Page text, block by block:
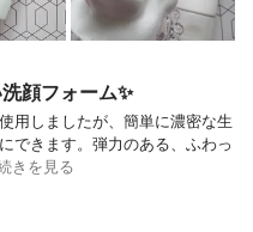
顔フォーム✨
用しましたが、簡単に濃密な生
できます。弾力のある、ふわっ
きを見る